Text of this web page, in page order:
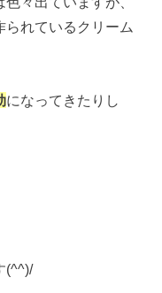
れているクリーム
になってきたりし
(^^)/